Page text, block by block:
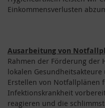
Einkommensverlusten
Ausarbeitung von
Rahmen der Förderung der
lokalen
Erstellen von Notfallplänen
Infektionskrankheit
reagieren und die